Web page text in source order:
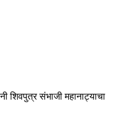
शिवपुत्र संभाजी महानाट्याचा